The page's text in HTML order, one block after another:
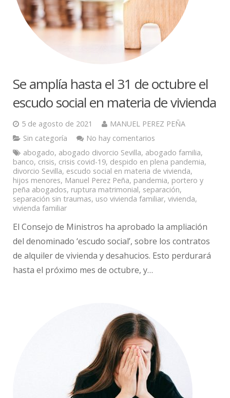
Se amplía hasta el 31 de octubre el
escudo social en materia de vivienda
5 de agosto de 2021
MANUEL PEREZ PEÑA
Sin categoría
No hay comentarios
abogado, abogado divorcio Sevilla, abogado familia,
banco, crisis, crisis covid-19, despido en plena pandemia,
divorcio Sevilla, escudo social en materia de vivienda,
hijos menores, Manuel Perez Peña, pandemia, portero y
peña abogados, ruptura matrimonial, separación,
separación sin traumas, uso vivienda familiar, vivienda,
vivienda familiar
El Consejo de Ministros ha aprobado la ampliación
del denominado ‘escudo social’, sobre los contratos
de alquiler de vivienda y desahucios. Esto perdurará
hasta el próximo mes de octubre, y…